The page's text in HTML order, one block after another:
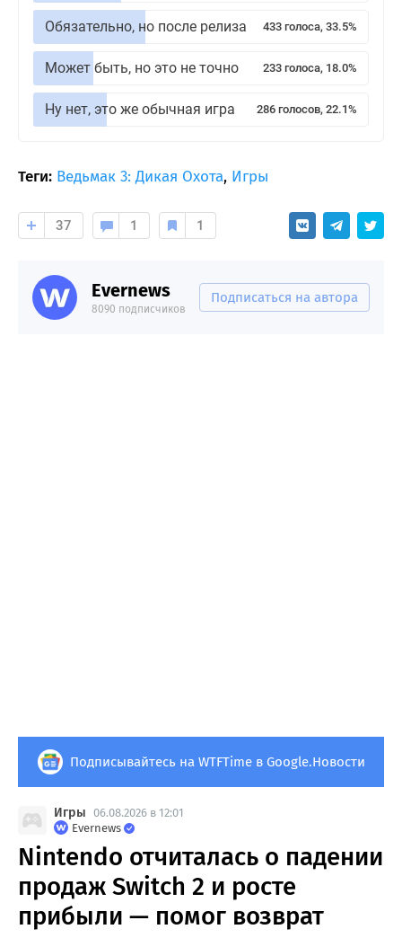
Обязательно, но после релиза 433 голоса, 33.5%
Может быть, но это не точно 233 голоса, 18.0%
Ну нет, это же обычная игра 286 голосов, 22.1%
Теги: Ведьмак 3: Дикая Охота, Игры
37 1 1
Evernews
8090 подписчиков
Подписаться на автора
Подписывайтесь на WTFTime в Google.Новости
Игры 06.08.2026 в 12:01
Evernews
Nintendo отчиталась о падении
продаж Switch 2 и росте
прибыли — помог возврат